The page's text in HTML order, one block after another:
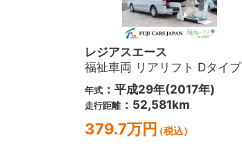
レジアスエース
福祉車両 リアリフト Dタイプ
年式 ：平成29年(2017年)
走行距離：52,581km
379.7万円（税込）